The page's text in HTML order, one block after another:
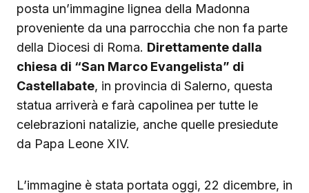
posta un’immagine lignea della Madonna
proveniente da una parrocchia che non fa parte
della Diocesi di Roma. Direttamente dalla
chiesa di “San Marco Evangelista” di
Castellabate, in provincia di Salerno, questa
statua arriverà e farà capolinea per tutte le
celebrazioni natalizie, anche quelle presiedute
da Papa Leone XIV.
L’immagine è stata portata oggi, 22 dicembre, in